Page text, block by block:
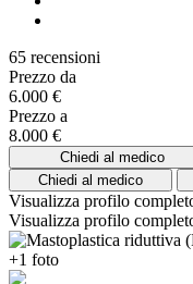
65 recensioni
Prezzo da
6.000 €
Prezzo a
8.000 €
Chiedi al medico
Chiedi al medico
Visualizza profilo
Visualizza profilo
+1 foto